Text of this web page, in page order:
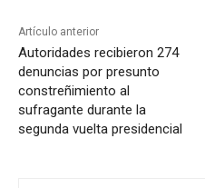
Artículo anterior
Autoridades recibieron 274
denuncias por presunto
constreñimiento al
sufragante durante la
segunda vuelta presidencial